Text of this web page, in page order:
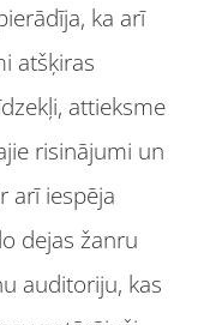
ka arī
atšķiras
attieksme
risinājumi un
arī iespēja
dejas žanru
auditoriju, kas